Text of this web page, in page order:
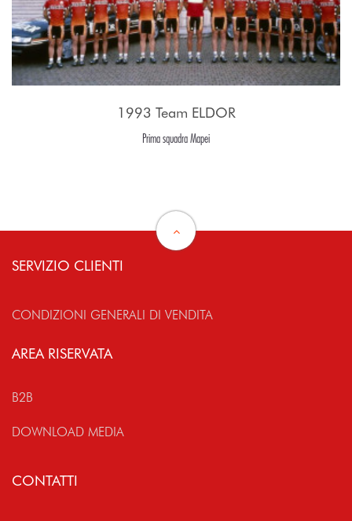
1993 Team ELDOR
Prima squadra Mapei
SERVIZIO CLIENTI
CONDIZIONI GENERALI DI VENDITA
AREA RISERVATA
B2B
DOWNLOAD MEDIA
CONTATTI